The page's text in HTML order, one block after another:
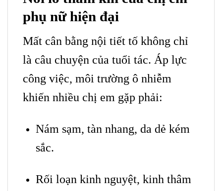
phụ nữ hiện đại
Mất cân bằng nội tiết tố không chỉ
là câu chuyện của tuổi tác. Áp lực
công việc, môi trường ô nhiễm
khiến nhiều chị em gặp phải:
Nám sạm, tàn nhang, da dẻ kém
sắc.
Rối loạn kinh nguyệt, kinh thâm